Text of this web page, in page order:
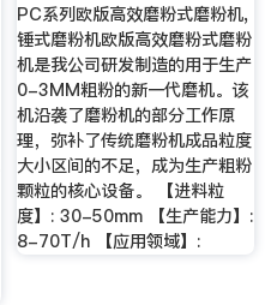
PC系列欧版高效磨粉式磨粉机,
锤式磨粉机欧版高效磨粉式磨粉
机是我公司研发制造的用于生产
0-3MM粗粉的新一代磨机。该
机沿袭了磨粉机的部分工作原
理，弥补了传统磨粉机成品粒度
大小区间的不足，成为生产粗粉
颗粒的核心设备。 【进料粒
度】: 30-50mm 【生产能力】:
8-70T/h 【应用领域】: